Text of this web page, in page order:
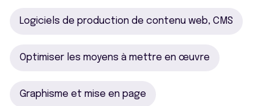
Logiciels de production de contenu web, CMS
Optimiser les moyens à mettre en œuvre
Graphisme et mise en page